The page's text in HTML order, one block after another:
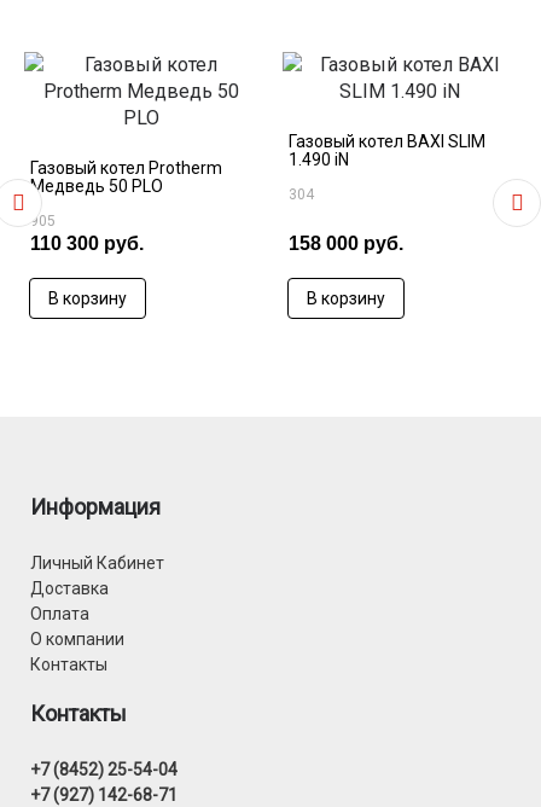
Газовый котел Protherm
Медведь 50 PLO
905
110 300 руб.
В корзину
Газовый котел BAXI SLIM
1.490 iN
304
158 000 руб.
В корзину
Информация
Личный Кабинет
Доставка
Оплата
О компании
Контакты
Контакты
+7 (8452) 25-54-04
+7 (927) 142-68-71